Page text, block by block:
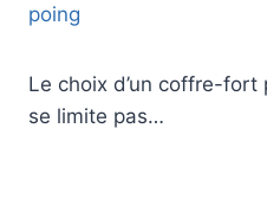
poing
Le choix d’un coffre-
se limite pas…